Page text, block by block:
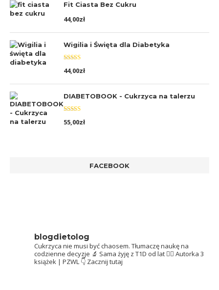
Fit Ciasta Bez Cukru
44,00zł
Wigilia i Święta dla Diabetyka
Oceniono
5.00na 5
44,00zł
DIABETOBOOK - Cukrzyca na talerzu
Oceniono
5.00na 5
55,00zł
FACEBOOK
blogdietolog
Cukrzyca nie musi być chaosem. Tłumaczę naukę na
codzienne decyzje 🔬 Sama żyję z T1D od lat 👩‍⚕️ Autorka 3
książek | PZWL 👇 Zacznij tutaj